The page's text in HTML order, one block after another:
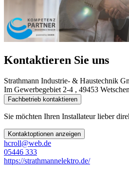
Kontaktieren Sie uns
Strathmann Industrie- & Haustechnik
Im Gewerbegebiet 2-4 , 49453 Wetschen
Fachbetrieb kontaktieren
Sie möchten Ihren Installateur lieber
Kontaktoptionen anzeigen
hcroll@web.de
05446 333
https://strathmannelektro.de/